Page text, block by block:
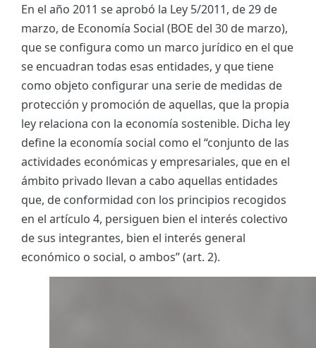
En el año 2011 se aprobó la Ley 5/2011, de 29 de
marzo, de Economía Social (BOE del 30 de marzo),
que se configura como un marco jurídico en el que
se encuadran todas esas entidades, y que tiene
como objeto configurar una serie de medidas de
protección y promoción de aquellas, que la propia
ley relaciona con la economía sostenible. Dicha ley
define la economía social como el “conjunto de las
actividades económicas y empresariales, que en el
ámbito privado llevan a cabo aquellas entidades
que, de conformidad con los principios recogidos
en el artículo 4, persiguen bien el interés colectivo
de sus integrantes, bien el interés general
económico o social, o ambos” (art. 2).